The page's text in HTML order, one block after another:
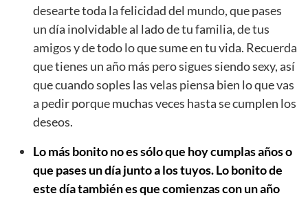
desearte toda la felicidad del mundo, que pases
un día inolvidable al lado de tu familia, de tus
amigos y de todo lo que sume en tu vida. Recuerda
que tienes un año más pero sigues siendo sexy, así
que cuando soples las velas piensa bien lo que vas
a pedir porque muchas veces hasta se cumplen los
deseos.
Lo más bonito no es sólo que hoy cumplas años o
que pases un día junto a los tuyos. Lo bonito de
este día también es que comienzas con un año